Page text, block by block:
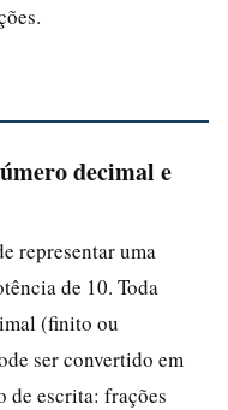
decimal e
representar uma
de 10. Toda
(finito ou
ser convertido em
de escrita: frações